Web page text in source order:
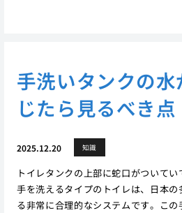
手洗いタンクの
じたら見るべき点
2025.12.20 知識
トイレタンクの上部に蛇口がついて
手を洗えるタイプのトイレは、日本
る非常に合理的なシステムです。こ